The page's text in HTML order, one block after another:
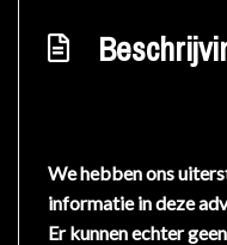
We hebben ons
informatie in deze
Er kunnen echter